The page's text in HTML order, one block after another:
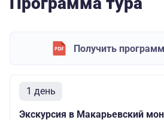
Получить
1 день
Экскурсия в Макарьевский